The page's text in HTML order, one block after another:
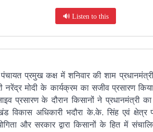
🔊 Listen to this
प्रमुख कक्ष में शनिवार की शाम
मोदी के कार्यक्रम का सजीव प्रसारण
प्रसारण के दौरान किसानों ने प्रधानमंत्री
विकास अधिकारी भदौरा के.के. सिंह एवं
और सरकार द्वारा किसानों के हित में